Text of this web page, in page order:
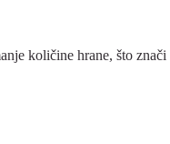
količine hrane, što